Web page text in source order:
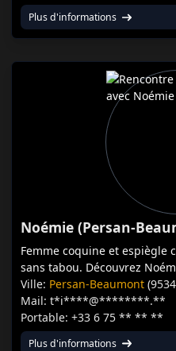
Plus d'informations
Noémie (Persan-
Femme coquine et espiègle
sans tabou. Découvrez
Ville: Persan-Beaumont
Mail: t*i****@********.**
Portable: +33 6 75 ** ** **
Plus d'informations